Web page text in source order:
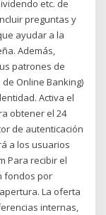
etc. de
preguntas y
ayudar a la
Además,
patrones de
Online Banking)
Activa el
obtener el 24
de autenticación
a los usuarios
Para recibir el
fondos por
La oferta
internas,